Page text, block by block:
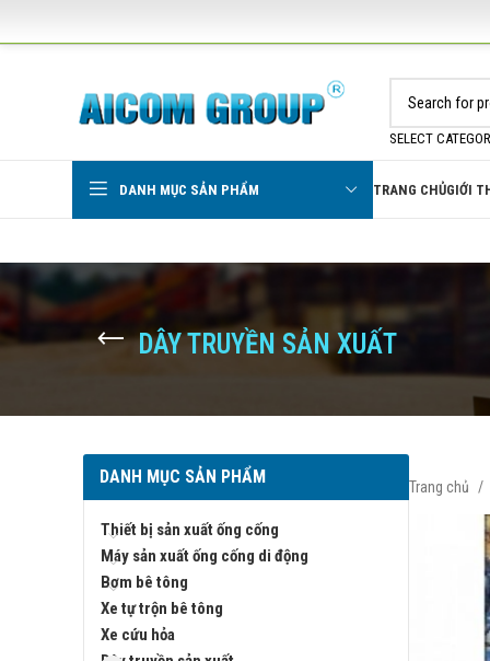
SELECT
DANH MỤC SẢN PHẨM TRANG CHỦGIỚI
DÂY TRUYỀN SẢN XUẤT
DANH MỤC SẢN PHẨM
Thiết bị sản xuất ống cống
Máy sản xuất ống cống di động
Bơm bê tông
Xe tự trộn bê tông
Xe cứu hỏa
Trang chủ